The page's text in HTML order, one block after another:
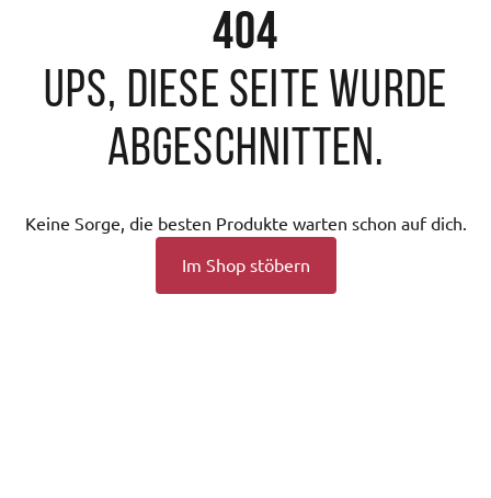
404
Ups, diese Seite wurde
abgeschnitten.
Keine Sorge, die besten Produkte warten schon auf dich.
Im Shop stöbern